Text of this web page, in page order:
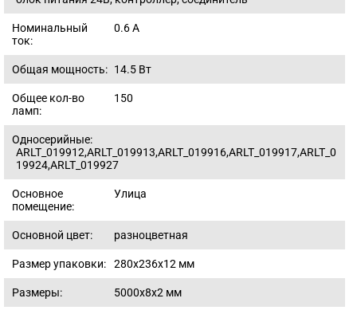
Номинальный
ток:
0.6A
Общая мощность: 14.5 Вт
Общее кол-во
ламп:
150
Односерийные:
ARLT_019912,ARLT_019913,ARLT_019916,ARLT_019917,ARLT_0
19924,ARLT_019927
Основное
помещение:
Улица
Основной цвет: разноцветная
Размер упаковки: 280x236x12 мм
Размеры: 5000x8x2 мм